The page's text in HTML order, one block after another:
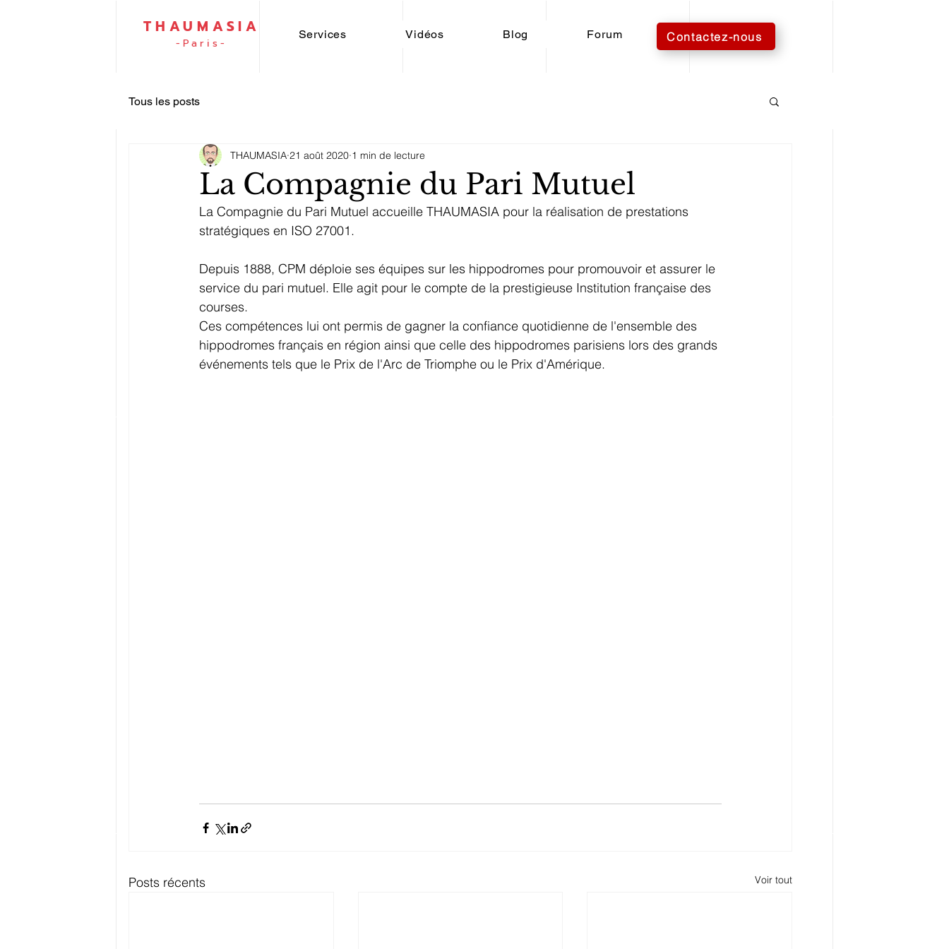
THAUMASIA
-Paris-
Services Vidéos Blog Forum Contactez-nous
Tous les posts
La Compagnie du Pari Mutuel
THAUMASIA 21 août 2020 1 min de lecture
La Compagnie du Pari Mutuel accueille THAUMASIA pour la réalisation de prestations
stratégiques en ISO 27001.
Depuis 1888, CPM déploie ses équipes sur les hippodromes pour promouvoir et assurer le
service du pari mutuel. Elle agit pour le compte de la prestigieuse Institution française des
courses.
Ces compétences lui ont permis de gagner la confiance quotidienne de l'ensemble des
hippodromes français en région ainsi que celle des hippodromes parisiens lors des grands
événements tels que le Prix de l'Arc de Triomphe ou le Prix d'Amérique.
Posts récents Voir tout